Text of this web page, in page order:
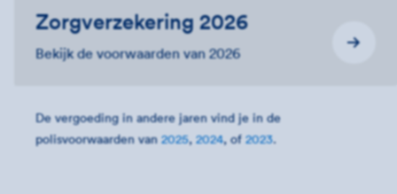
Zorgverzekering 2026
Bekijk de voorwaarden van 2026
De vergoeding in andere jaren vind je in de
polisvoorwaarden van2025,2024, of2023.